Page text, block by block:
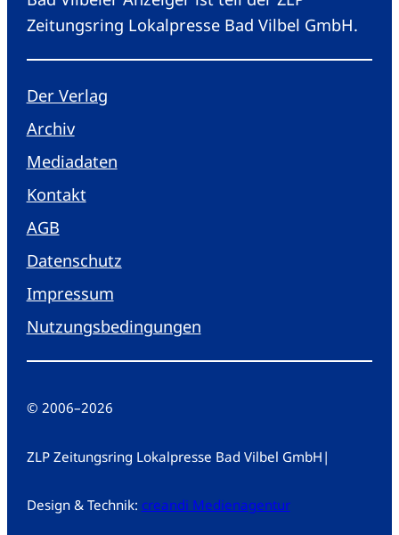
Zeitungsring Lokalpresse Bad Vilbel GmbH.
Der Verlag
Archiv
Mediadaten
Kontakt
AGB
Datenschutz
Impressum
Nutzungsbedingungen
© 2006–2026
ZLP Zeitungsring Lokalpresse Bad Vilbel GmbH |
Design & Technik: creandi Medienagentur